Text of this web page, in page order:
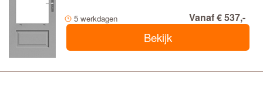
5 werkdagen Vanaf € 537,-
Bekijk